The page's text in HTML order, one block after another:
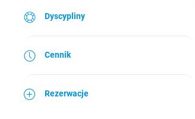
Dyscypliny
Cennik
Rezerwacje